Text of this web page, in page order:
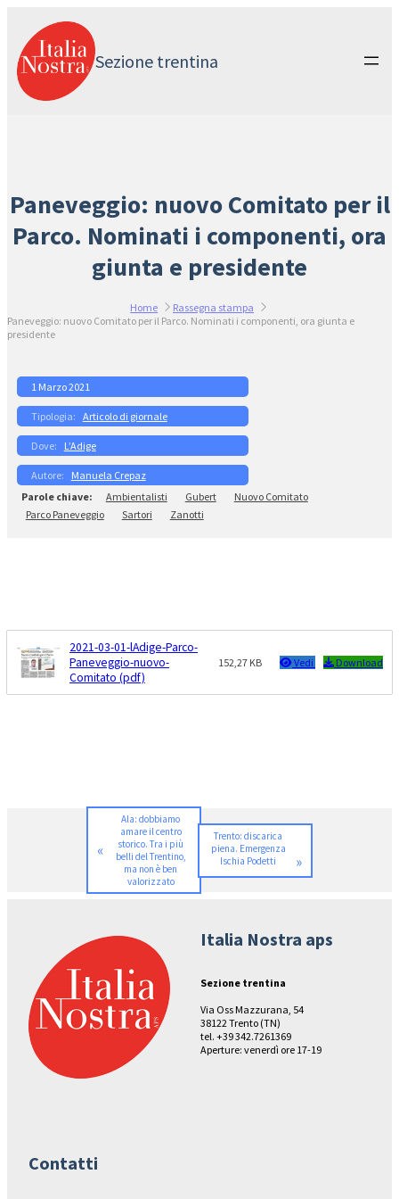
contenuto
Sezione trentina
Paneveggio: nuovo Comitato per il
Parco. Nominati i componenti, ora
giunta e presidente
Home
Rassegna stampa
Paneveggio: nuovo Comitato per il Parco. Nominati i componenti, ora giunta e
presidente
1 Marzo 2021
Articolo di giornale
L’Adige
Manuela Crepaz
Ambientalisti
Gubert
Nuovo Comitato
Parco Paneveggio
Sartori Zanotti
2021-03-01-lAdige-Parco-
Paneveggio-nuovo-
Comitato (pdf)
152,27 KB Vedi Download
«
Ala: dobbiamo
amare il centro
storico. Tra i più
belli del Trentino,
ma non è ben
valorizzato
Trento: discarica
piena. Emergenza
Ischia Podetti
»
Italia Nostra aps
Sezione trentina
Via Oss Mazzurana, 54
38122 Trento (TN)
tel. +39 342.7261369
Aperture: venerdì ore 17-19
Contatti